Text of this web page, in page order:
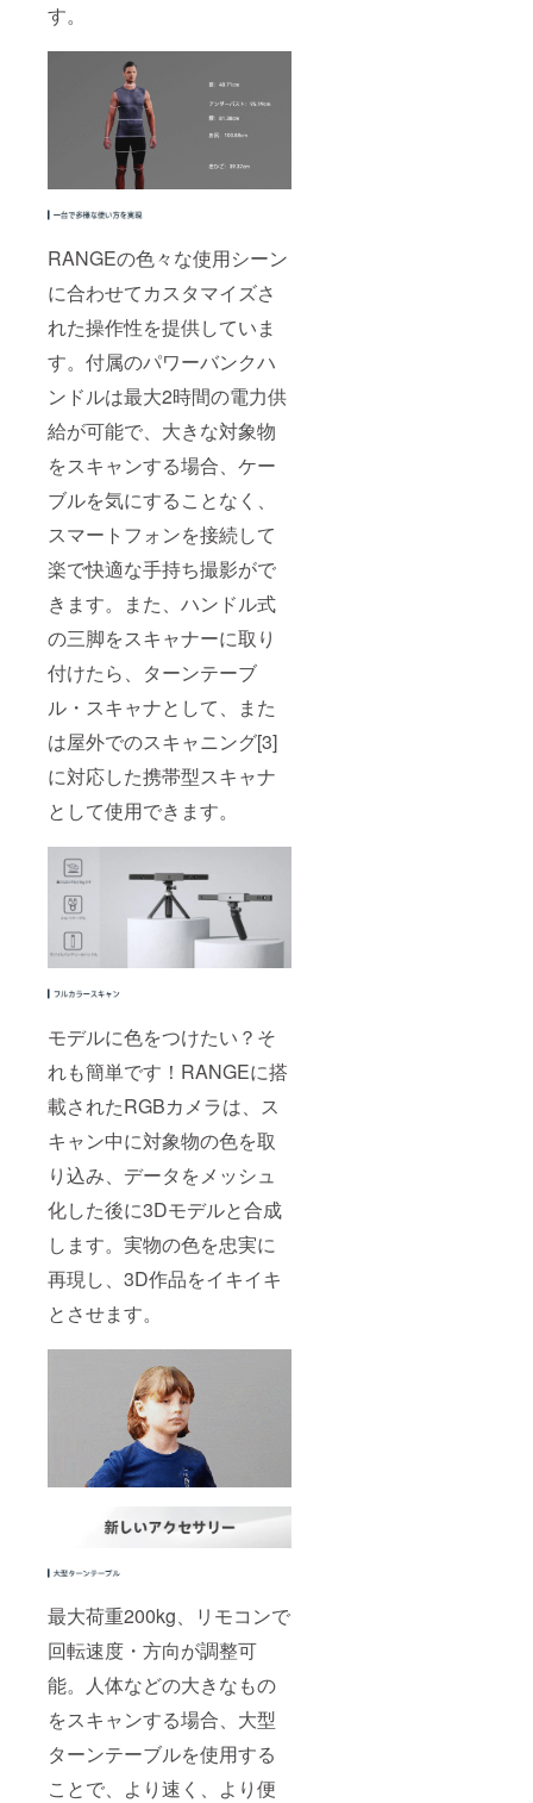
す。
RANGEの色々な使用シーン
に合わせてカスタマイズさ
れた操作性を提供していま
す。付属のパワーバンクハ
ンドルは最大2時間の電力供
給が可能で、大きな対象物
をスキャンする場合、ケー
ブルを気にすることなく、
スマートフォンを接続して
楽で快適な手持ち撮影がで
きます。また、ハンドル式
の三脚をスキャナーに取り
付けたら、ターンテーブ
ル・スキャナとして、また
は屋外でのスキャニング[3]
に対応した携帯型スキャナ
として使用できます。
モデルに色をつけたい？そ
れも簡単です！RANGEに搭
載されたRGBカメラは、ス
キャン中に対象物の色を取
り込み、データをメッシュ
化した後に3Dモデルと合成
します。実物の色を忠実に
再現し、3D作品をイキイキ
とさせます。
最大荷重200kg、リモコンで
回転速度・方向が調整可
能。人体などの大きなもの
をスキャンする場合、大型
ターンテーブルを使用する
ことで、より速く、より便